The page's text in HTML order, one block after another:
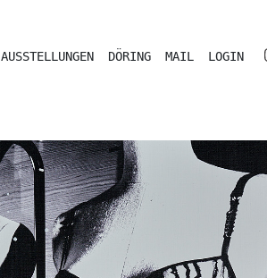
AUSSTELLUNGEN DÖRING MAIL LOGIN